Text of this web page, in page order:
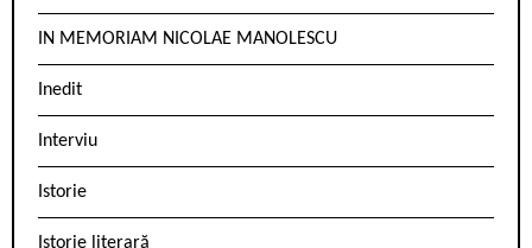
IN MEMORIAM NICOLAE MANOLESCU
Inedit
Interviu
Istorie
Istorie literară